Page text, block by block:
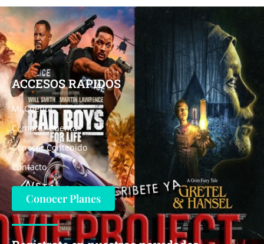
ACCESOS RAPIDOS
Mi Cuenta
Comprar Cuenta
Conocer Contenido
Contacto
Conocer Planes